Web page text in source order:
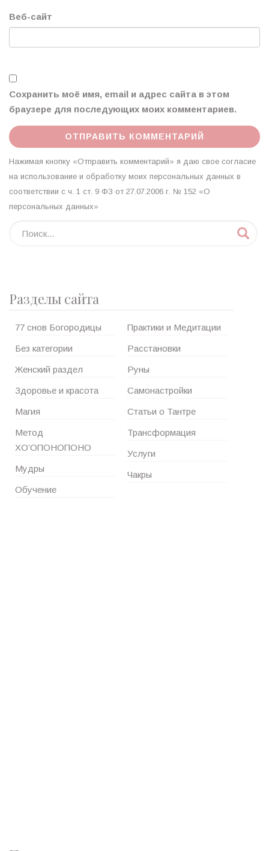
Веб-сайт
Сохранить моё имя, email и адрес сайта в этом
браузере для последующих моих комментариев.
Нажимая кнопку «Отправить комментарий» я даю свое согласие
на использование и обработку моих персональных данных в
соответствии с ч. 1 ст. 9 ФЗ от 27.07.2006 г. № 152 «О
персональных данных»
Разделы сайта
77 снов Богородицы
Без категории
Женский раздел
Здоровье и красота
Магия
Метод
ХО’ОПОНОПОНО
Мудры
Обучение
Практики и Медитации
Расстановки
Руны
Самонастройки
Статьи о Тантре
Трансформация
Услуги
Чакры